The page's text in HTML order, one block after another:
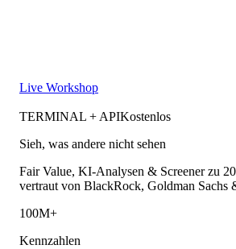
Live Workshop
TERMINAL + APIKostenlos
Sieh, was andere nicht sehen
Fair Value, KI-Analysen & Screener zu
vertraut von BlackRock, Goldman Sachs
100M+
Kennzahlen